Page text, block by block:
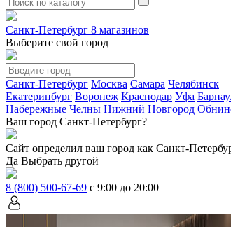
Санкт-Петербург 8 магазинов
Выберите свой город
Санкт-Петербург Москва Самара Челябинск
Екатеринбург Воронеж Краснодар Уфа
Набережные Челны Нижний Новгород
Ваш город Санкт-Петербург?
Сайт определил ваш город как Санкт-
Да Выбрать другой
8 (800) 500-67-69 с 9:00 до 20:00